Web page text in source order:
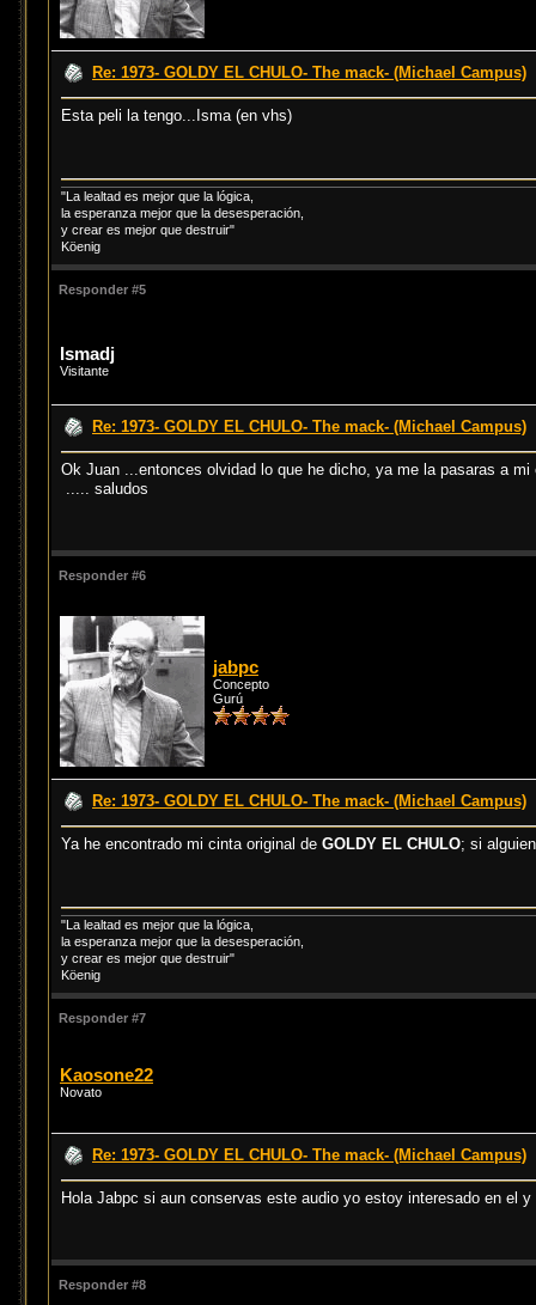
Re: 1973- GOLDY EL CHULO- The mack- (Michael Campus)
Esta peli la tengo...Isma (en vhs)
"La lealtad es mejor que la lógica,
la esperanza mejor que la desesperación,
y crear es mejor que destruir"
Köenig
Responder #5
Ismadj
Visitante
Re: 1973- GOLDY EL CHULO- The mack- (Michael Campus)
Ok Juan ...entonces olvidad lo que he dicho, ya me la pasaras a
..... saludos
Responder #6
jabpc
Concepto
Gurú
Re: 1973- GOLDY EL CHULO- The mack- (Michael Campus)
Ya he encontrado mi cinta original de GOLDY EL CHULO; si
"La lealtad es mejor que la lógica,
la esperanza mejor que la desesperación,
y crear es mejor que destruir"
Köenig
Responder #7
Kaosone22
Novato
Re: 1973- GOLDY EL CHULO- The mack- (Michael Campus)
Hola Jabpc si aun conservas este audio yo estoy interesado en el
Responder #8